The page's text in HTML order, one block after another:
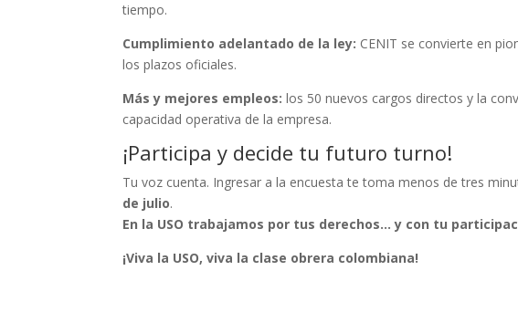
tiempo.
Cumplimiento adelantado de la ley: CENIT se convierte en
los plazos oficiales.
Más y mejores empleos: los 50 nuevos cargos directos y la
capacidad operativa de la empresa.
¡Participa y decide tu futuro turno!
Tu voz cuenta. Ingresar a la encuesta te toma menos de tres
de julio.
En la USO trabajamos por tus derechos… y con tu
¡Viva la USO, viva la clase obrera colombiana!